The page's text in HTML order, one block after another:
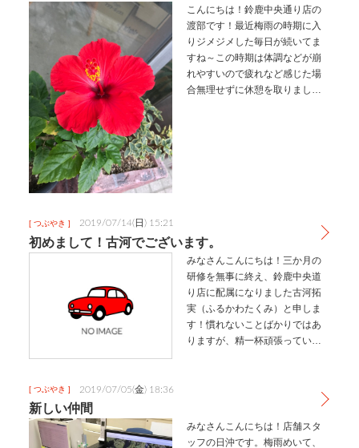
で、予測…
こんにちは！鈴鹿中央通り店の
渡部です！最近梅雨の時期に入
りジメジメした毎日が続いてま
すね～この時期は体調などが崩
れやすいので疲れなど感じた場
合無理せずに休憩を取りましょ
[ つぶやき ] 2019/07/14(日) 15:21
初めまして！古河でございます。
みなさんこんにちは！三か月の
研修を無事に終え、鈴鹿中央道
り店に配属になりました古河拓
実（ふるかわたくみ）と申しま
す！慣れないことばかりではあ
りますが、精一杯頑張っていき
は、25歳になるまで一度も行っ
たことがなか…
[ つぶやき ] 2019/07/05(金) 18:36
新しい仲間
みなさんこんにちは！店舗スタ
ッフの日沖です。梅雨めいて、